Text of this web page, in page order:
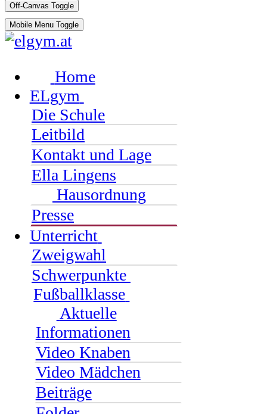
Off-Canvas Toggle
Mobile Menu Toggle
Home
ELgym
Die Schule
Leitbild
Kontakt und Lage
Ella Lingens
Hausordnung
Presse
Unterricht
Zweigwahl
Schwerpunkte
Fußballklasse
Aktuelle
Informationen
Video Knaben
Video Mädchen
Beiträge